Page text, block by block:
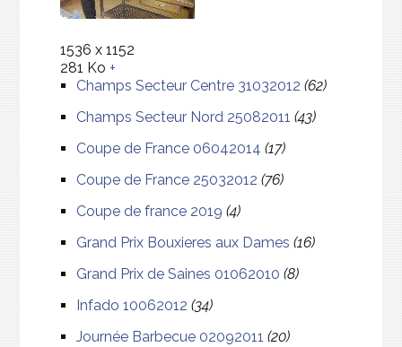
1536 x 1152
281 Ko +
Champs Secteur Centre 31032012 (62)
Champs Secteur Nord 25082011 (43)
Coupe de France 06042014 (17)
Coupe de France 25032012 (76)
Coupe de france 2019 (4)
Grand Prix Bouxieres aux Dames (16)
Grand Prix de Saines 01062010 (8)
Infado 10062012 (34)
Journée Barbecue 02092011 (20)